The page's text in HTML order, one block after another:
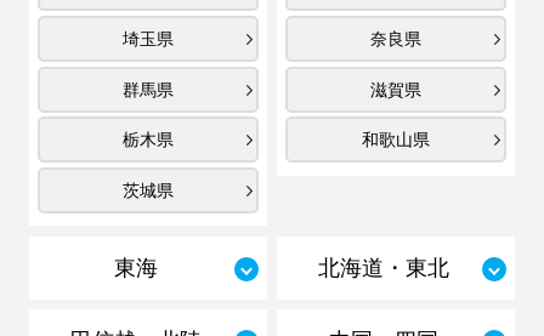
埼玉県
群馬県
栃木県
茨城県
奈良県
滋賀県
和歌山県
東海 北海道・東北